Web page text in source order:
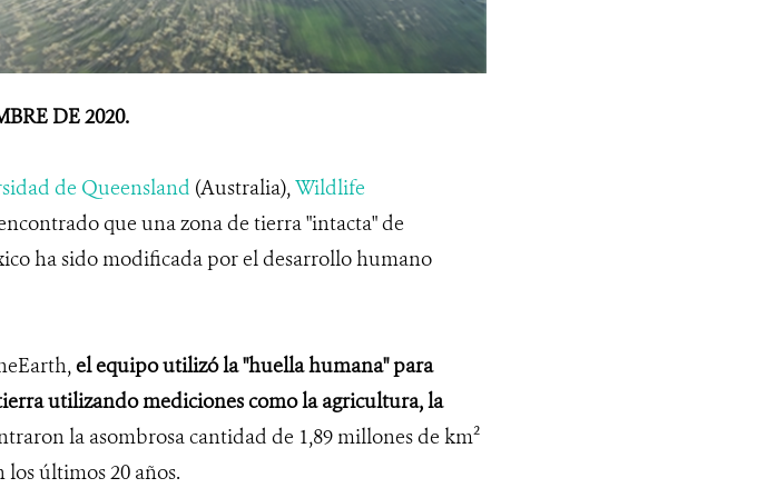
DE 2020.
de Queensland (Australia),Wildlife
que una zona de tierra "intacta" de
ha sido modificada por el desarrollo humano
el equipo utilizó la "huella humana" para
utilizando mediciones como la agricultura, la
la asombrosa cantidad de 1,89 millones de km²
últimos 20 años.